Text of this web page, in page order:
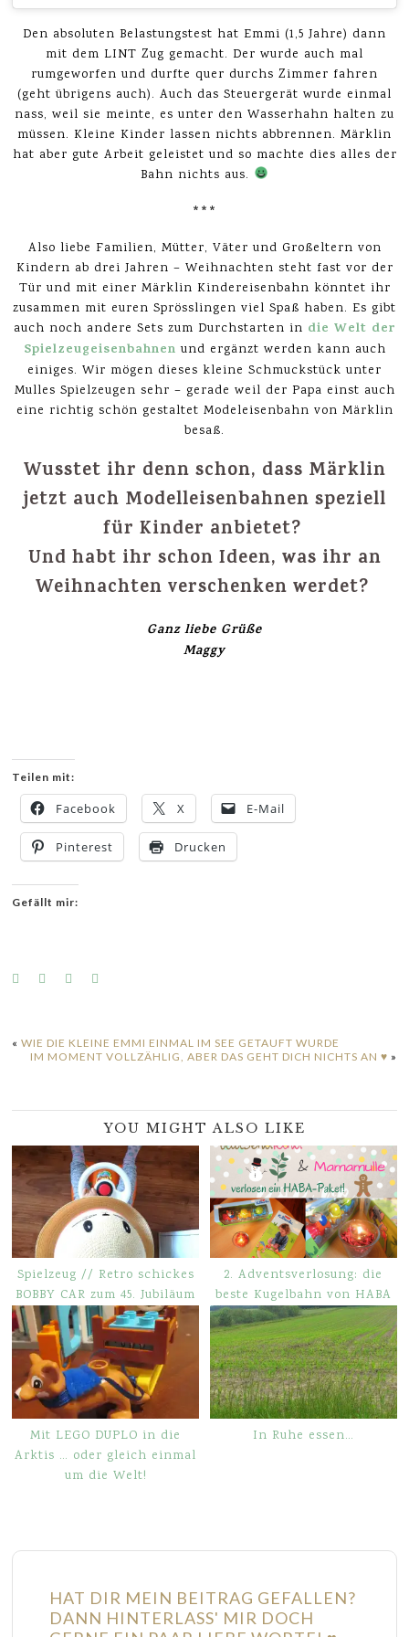
Den absoluten Belastungstest hat Emmi (1,5 Jahre) dann
mit dem LINT Zug gemacht. Der wurde auch mal
rumgeworfen und durfte quer durchs Zimmer fahren
(geht übrigens auch). Auch das Steuergerät wurde einmal
nass, weil sie meinte, es unter den Wasserhahn halten zu
müssen. Kleine Kinder lassen nichts abbrennen. Märklin
hat aber gute Arbeit geleistet und so machte dies alles der
Bahn nichts aus.
***
Also liebe Familien, Mütter, Väter und Großeltern von
Kindern ab drei Jahren – Weihnachten steht fast vor der
Tür und mit einer Märklin Kindereisenbahn könntet ihr
zusammen mit euren Sprösslingen viel Spaß haben. Es gibt
auch noch andere Sets zum Durchstarten in die Welt der
Spielzeugeisenbahnen und ergänzt werden kann auch
einiges. Wir mögen dieses kleine Schmuckstück unter
Mulles Spielzeugen sehr – gerade weil der Papa einst auch
eine richtig schön gestaltet Modeleisenbahn von Märklin
besaß.
Wusstet ihr denn schon, dass Märklin
jetzt auch Modelleisenbahnen speziell
für Kinder anbietet?
Und habt ihr schon Ideen, was ihr an
Weihnachten verschenken werdet?
Ganz liebe Grüße
Maggy
Teilen mit:
Facebook X E-Mail
Pinterest Drucken
Gefällt mir:
«WIE DIE KLEINE EMMI EINMAL IM SEE GETAUFT WURDE
IM MOMENT VOLLZÄHLIG, ABER DAS GEHT DICH NICHTS AN ♥ »
YOU MIGHT ALSO LIKE
Spielzeug // Retro schickes
BOBBY CAR zum 45. Jubiläum
2. Adventsverlosung: die
beste Kugelbahn von HABA
Mit LEGO DUPLO in die
Arktis … oder gleich einmal
um die Welt!
In Ruhe essen…
HAT DIR MEIN BEITRAG GEFALLEN?
DANN HINTERLASS' MIR DOCH